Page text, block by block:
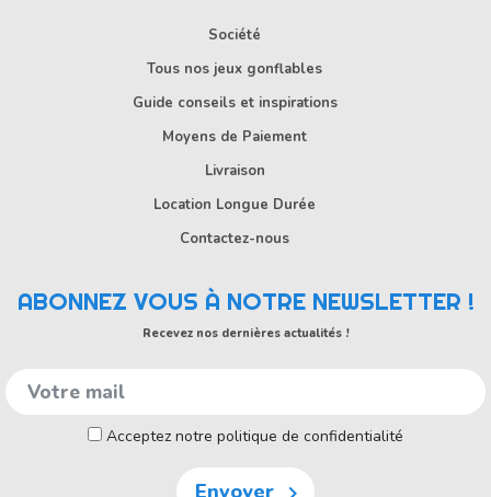
Société
Tous nos jeux gonflables
Guide conseils et inspirations
Moyens de Paiement
Livraison
Location Longue Durée
Contactez-nous
ABONNEZ VOUS À NOTRE NEWSLETTER !
Recevez nos dernières actualités !
Acceptez notre politique de confidentialité